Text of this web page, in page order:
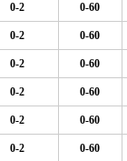
0-2 0-60
0-2 0-60
0-2 0-60
0-2 0-60
0-2 0-60
0-2 0-60